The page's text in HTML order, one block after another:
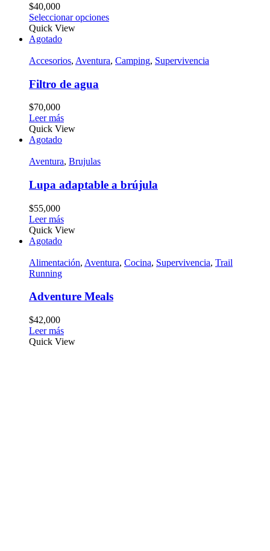
$40,000
Seleccionar opciones
Quick View
Agotado
Accesorios, Aventura, Camping, Supervivencia
Filtro de agua
$70,000
Leer más
Quick View
Agotado
Aventura, Brujulas
Lupa adaptable a brújula
$55,000
Leer más
Quick View
Agotado
Alimentación, Aventura, Cocina, Supervivencia, Trail
Running
Adventure Meals
$42,000
Leer más
Quick View